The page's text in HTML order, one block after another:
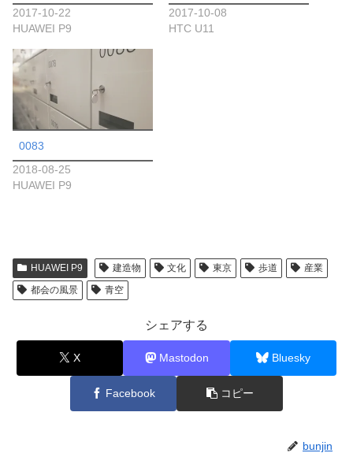
2017-10-22
HUAWEI P9
2017-10-08
HTC U11
0083
2018-08-25
HUAWEI P9
HUAWEI P9 建造物 文化 東京 歩道
産業
都会の風景
青空
シェアする
X Mastodon Bluesky
Facebook コピー
bunjin